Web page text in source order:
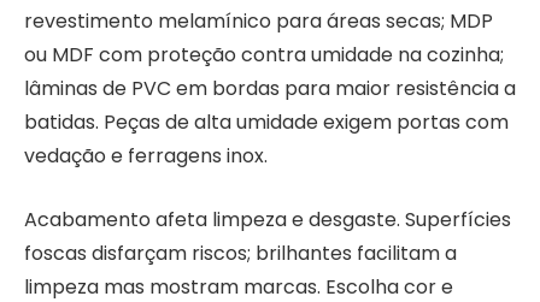
revestimento melamínico para áreas secas; MDP
ou MDF com proteção contra umidade na cozinha;
lâminas de PVC em bordas para maior resistência a
batidas. Peças de alta umidade exigem portas com
vedação e ferragens inox.
Acabamento afeta limpeza e desgaste. Superfícies
foscas disfarçam riscos; brilhantes facilitam a
limpeza mas mostram marcas. Escolha cor e